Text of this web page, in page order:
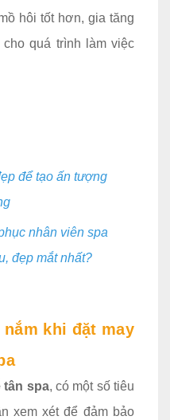
hôi tốt hơn, gia tăng
quá trình làm việc
để tạo ấn tượng
nhân viên spa
đẹp mắt nhất?
khi đặt may
tân spa, có một số tiêu
xem xét để đảm bảo